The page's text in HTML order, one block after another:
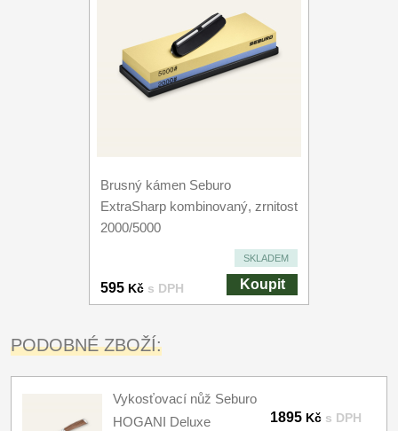
Brusný kámen Seburo
ExtraSharp kombinovaný, zrnitost
2000/5000
SKLADEM
595 Kč s DPH Koupit
PODOBNÉ ZBOŽÍ:
Vykosťovací nůž Seburo
HOGANI Deluxe
1895 Kč s DPH